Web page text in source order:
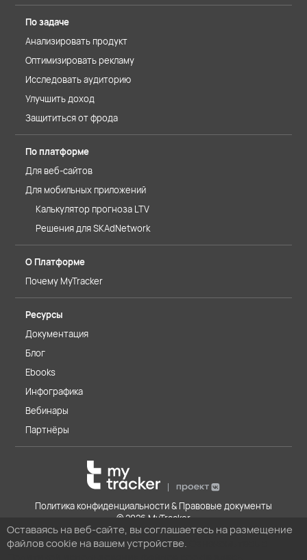
Оставаясь на веб-сайте, вы соглашаетесь на размещение
файлов cookie на вашем устройстве.
По задаче
Анализировать продукт
Оптимизировать рекламу
Исследовать аудиторию
Улучшить доход
Защититься от фрода
По платформе
Для веб-сайтов
Для мобильных приложений
Калькулятор прогноза LTV
Решения для SKAdNetwork
О Платформе
Почему MyTracker
Ресурсы
Документация
Блог
Ebooks
Инфографика
Вебинары
Партнёры
Политика конфиденциальности & Правовые документы
© 2026 MyTracker